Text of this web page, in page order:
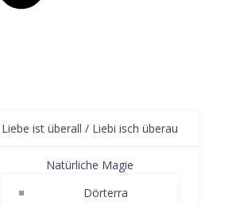
Liebe ist überall / Liebi isch überau
Natürliche Magie
Dörterra